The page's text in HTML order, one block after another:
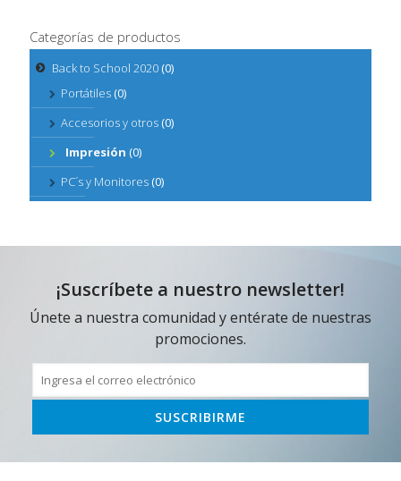
Categorías de productos
Back to School 2020(0)
Portátiles(0)
Accesorios y otros(0)
Impresión (0)
PC´s y Monitores(0)
¡Suscríbete a nuestro newsletter!
Únete a nuestra comunidad y entérate de nuestras
promociones.